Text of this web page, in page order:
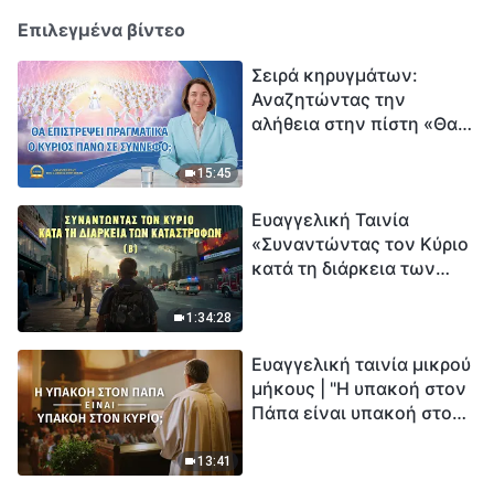
Επιλεγμένα βίντεο
15:45
Σειρά κηρυγμάτων:
Αναζητώντας την
αλήθεια στην πίστη «Θα
1:34:28
Ευαγγελική Ταινία
«Συναντώντας τον Κύριο
κατά τη διάρκεια των
εξαφάνισης». Οι
καταστροφές χτυπούν.
Ξεκινά η αντίστροφη
13:41
Ευαγγελική ταινία μικρού
μήκους | "Η υπακοή στον
Πάπα είναι υπακοή στον